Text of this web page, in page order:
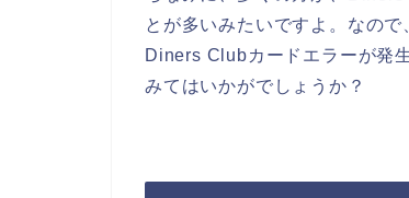
とが多いみたいですよ。なの
Diners Clubカードエラーが発
みてはいかがでしょうか？